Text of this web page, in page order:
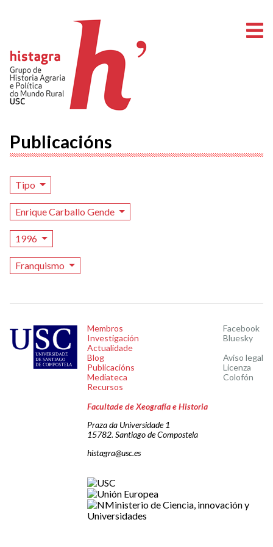
Publicacións
Tipo
Enrique Carballo Gende
1996
Franquismo
Membros
Investigación
Actualidade
Blog
Publicacións
Mediateca
Recursos
Facebook
Bluesky
Aviso legal
Licenza
Colofón
Facultade de Xeografía e Historia
Praza da Universidade 1
15782. Santiago de Compostela
histagra@usc.es